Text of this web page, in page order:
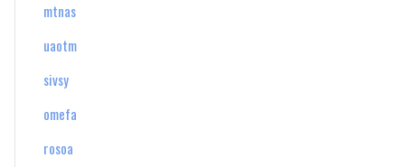
mtnas
uaotm
sivsy
omefa
rosoa